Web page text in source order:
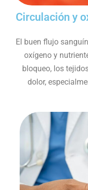
Circulación y
El buen flujo
oxígeno y
bloqueo, los
dolor,